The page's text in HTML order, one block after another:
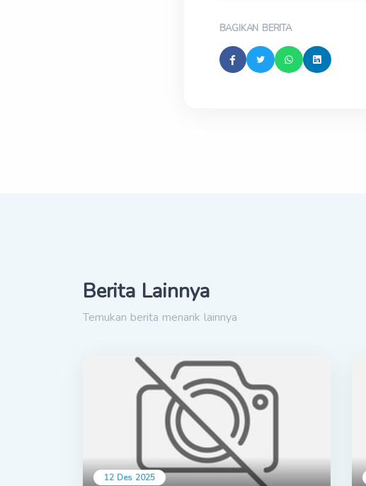
BAGIKAN BERITA
Berita Lainnya
Temukan berita menarik lainnya
12 Des 2025